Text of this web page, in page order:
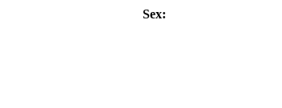
Sex: